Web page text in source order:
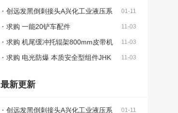
01-11
创远发黑倒刺接头A兴化工业液压系
统使用发黑倒刺接头
11-03
求购 一能20铲车配件
11-03
求购 机尾缓冲托辊架800mm皮带机
（960*270*头部25mm）
11-03
求购 电光防爆 本质安全型组件JHK
最新更新
01-11
创远发黑倒刺接头A兴化工业液压系